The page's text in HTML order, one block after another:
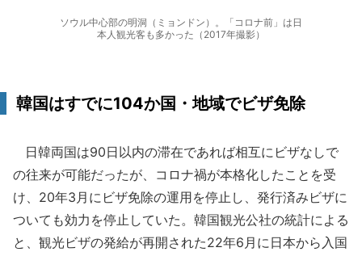
ソウル中心部の明洞（ミョンドン）。「コロナ前」は日
本人観光客も多かった（2017年撮影）
韓国はすでに104か国・地域でビザ免除
日韓両国は90日以内の滞在であれば相互にビザなしで
の往来が可能だったが、コロナ禍が本格化したことを受
け、20年3月にビザ免除の運用を停止し、発行済みビザに
ついても効力を停止していた。韓国観光公社の統計による
と、観光ビザの発給が再開された22年6月に日本から入国